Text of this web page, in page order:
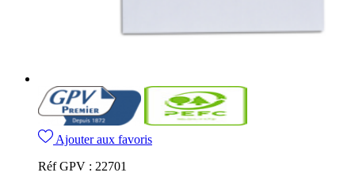
Ajouter aux favoris
Réf GPV : 22701